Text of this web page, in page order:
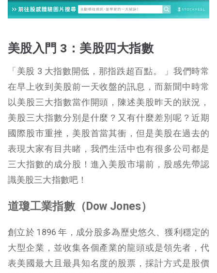
美股入門 3：美股四大指數
「美股 3 大指數開低，那指跌超百點。 」我們時常
在早上收到美股前一天收盤的訊息，而新聞中時常
以美股三大指數當作開頭，陳述美股昨天的狀況，
美股三大指數分別是什麼？又有什麼差別呢？近期
國際股市重挫，美股首當其衝，但是美股在過去的
表現大家有目共睹，我們生活中也有很多公司都是
三大指數的成分股！進入美股市場前，股感先帶認
識美股三大指數吧！
道瓊工業指數（Dow Jones）
創立於 1896 年，成分股多為歷史悠久、獲利穩定的
大型企業，並收集各個產業的龍頭或是領先者，代
表美國最大且最具知名度的股票，採計方式是股價